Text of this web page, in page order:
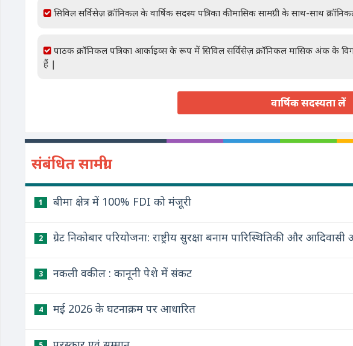
सिविल सर्विसेज़ क्रॉनिकल के वार्षिक सदस्य पत्रिका की मासिक सामग्री के साथ-साथ
पाठक क्रॉनिकल पत्रिका आर्काइव्स के रूप में सिविल सर्विसेज़ क्रॉनिकल मासिक अंक के
हैं |
वार्षिक सदस्यता लें
संबंधित सामग्री
1 बीमा क्षेत्र में 100% FDI को मंजूरी
2 ग्रेट निकोबार परियोजना: राष्ट्रीय सुरक्षा बनाम पारिस्थितिकी और आदिवासी
3 नकली वकील : कानूनी पेशे में संकट
4 मई 2026 के घटनाक्रम पर आधारित